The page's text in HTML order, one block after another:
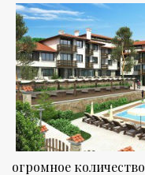
огромное